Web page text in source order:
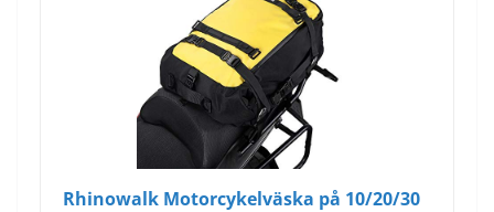
Rhinowalk Motorcykelväska på 10/20/30